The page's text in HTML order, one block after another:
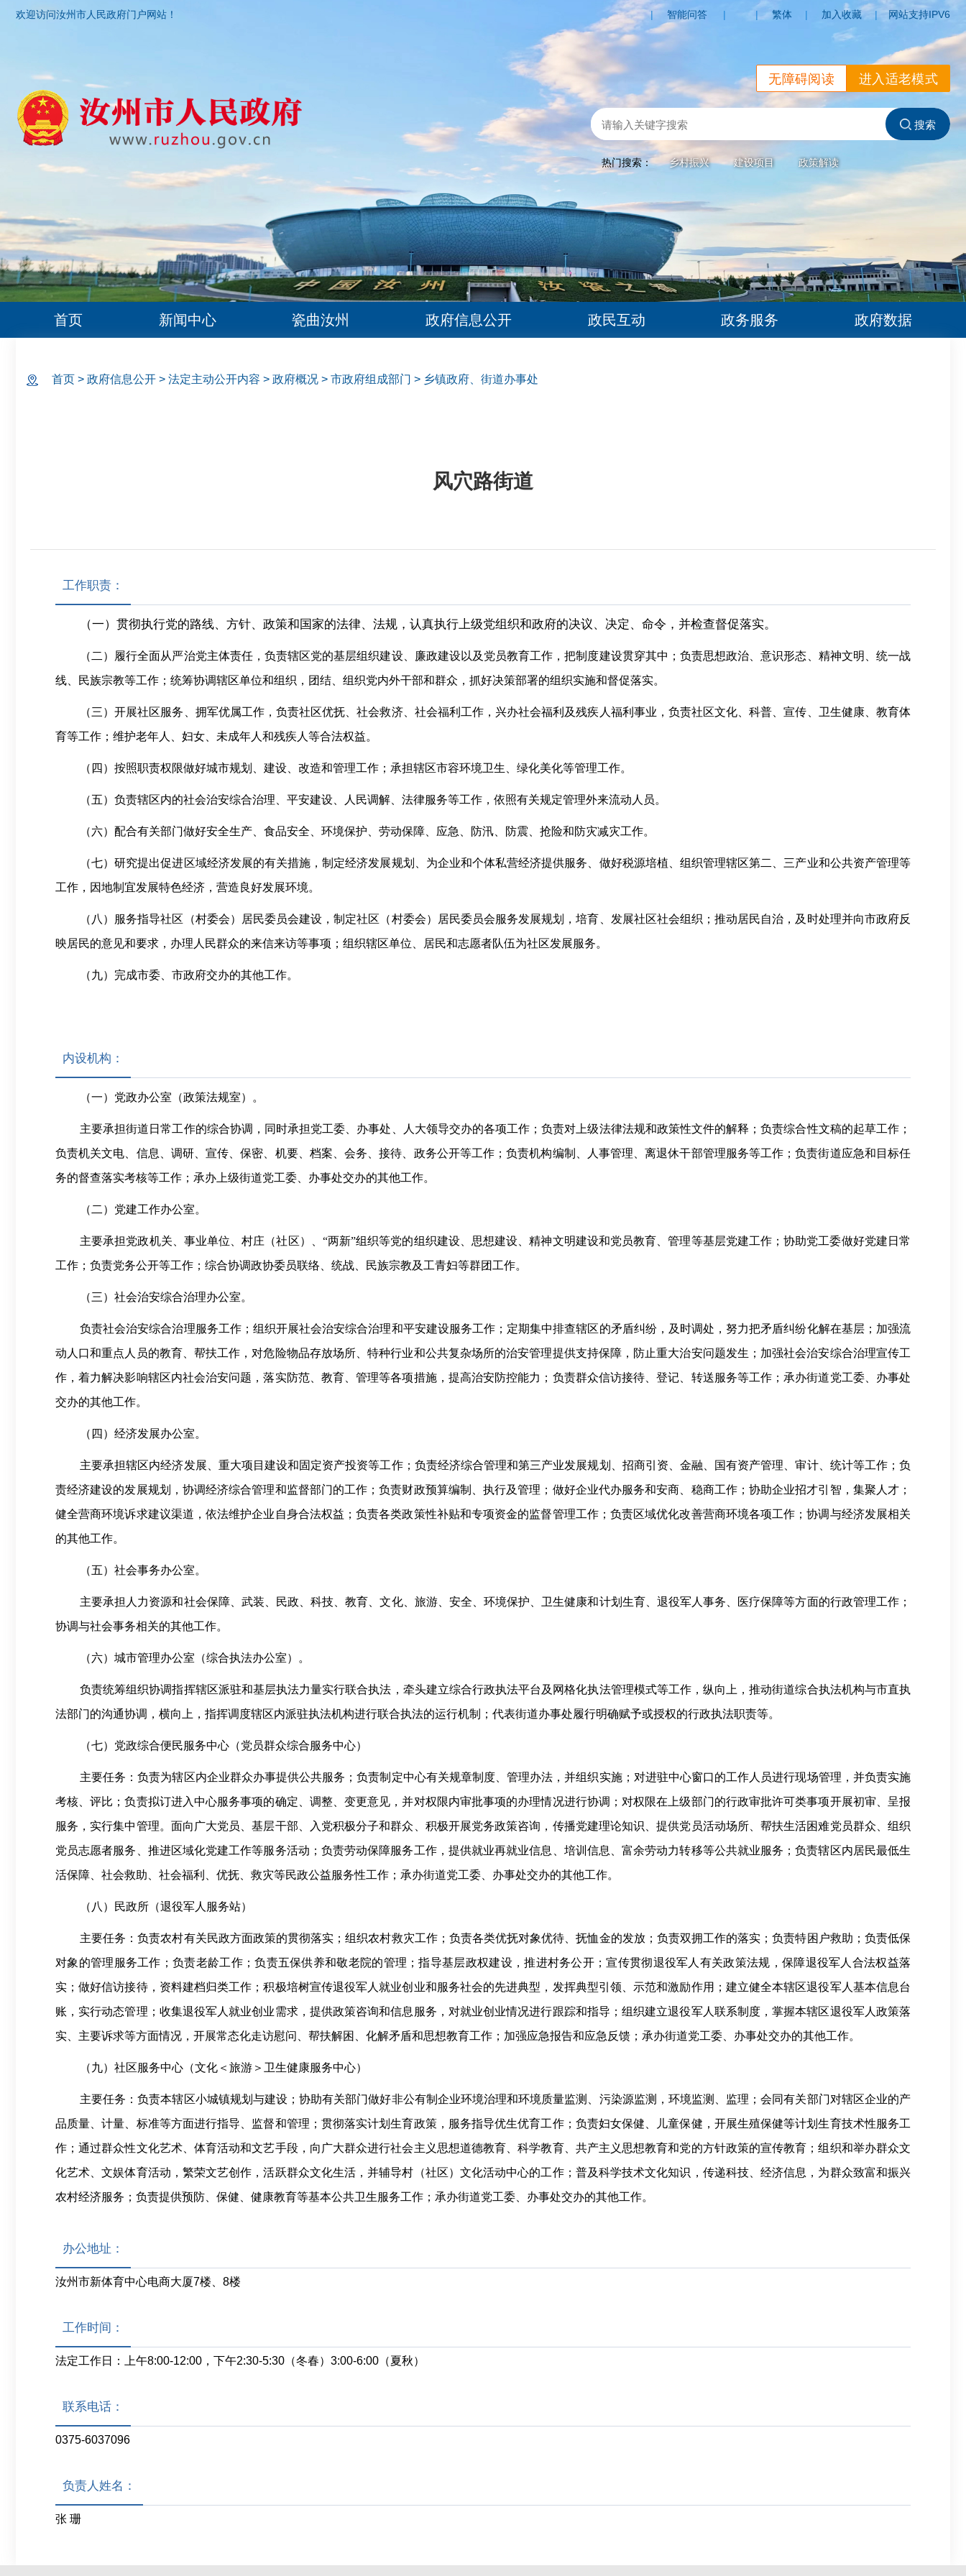
欢迎访问汝州市人民政府门户网站！ | 智能问答 | | 繁体 | 加入收藏 | 网站支持IPV6
进入适老模式
无障碍阅读
热门搜索： 乡村振兴 建设项目 政策解读
首页 新闻中心 瓷曲汝州 政府信息公开 政民互动 政务服务 政府数据
首页 > 政府信息公开 > 法定主动公开内容 > 政府概况 > 市政府组成部门 > 乡镇政府、街道办事处
风穴路街道
工作职责：
（一）贯彻执行党的路线、方针、政策和国家的法律、法规，认真执行上级党组织和政府的决议、决定、命令，并检查督促落实。
（二）履行全面从严治党主体责任，负责辖区党的基层组织建设、廉政建设以及党员教育工作，把制度建设贯穿其中；负责思想政治、意识形态、精神文明、统一战
线、民族宗教等工作；统筹协调辖区单位和组织，团结、组织党内外干部和群众，抓好决策部署的组织实施和督促落实。
（三）开展社区服务、拥军优属工作，负责社区优抚、社会救济、社会福利工作，兴办社会福利及残疾人福利事业，负责社区文化、科普、宣传、卫生健康、教育体
育等工作；维护老年人、妇女、未成年人和残疾人等合法权益。
（四）按照职责权限做好城市规划、建设、改造和管理工作；承担辖区市容环境卫生、绿化美化等管理工作。
（五）负责辖区内的社会治安综合治理、平安建设、人民调解、法律服务等工作，依照有关规定管理外来流动人员。
（六）配合有关部门做好安全生产、食品安全、环境保护、劳动保障、应急、防汛、防震、抢险和防灾减灾工作。
（七）研究提出促进区域经济发展的有关措施，制定经济发展规划、为企业和个体私营经济提供服务、做好税源培植、组织管理辖区第二、三产业和公共资产管理等
工作，因地制宜发展特色经济，营造良好发展环境。
（八）服务指导社区（村委会）居民委员会建设，制定社区（村委会）居民委员会服务发展规划，培育、发展社区社会组织；推动居民自治，及时处理并向市政府反
映居民的意见和要求，办理人民群众的来信来访等事项；组织辖区单位、居民和志愿者队伍为社区发展服务。
（九）完成市委、市政府交办的其他工作。
内设机构：
（一） 党政办公室（政策法规室）。
主要承担街道日常工作的综合协调，同时承担党工委、办事处、人大领导交办的各项工作；负责对上级法律法规和政策性文件的解释；负责综合性文稿的起草工作；
负责机关文电、信息、调研、宣传、保密、机要、档案、会务、接待、政务公开等工作；负责机构编制、人事管理、离退休干部管理服务等工作；负责街道应急和目标任
务的督查落实考核等工作；承办上级街道党工委、办事处交办的其他工作。
（二） 党建工作办公室。
主要承担党政机关、事业单位、村庄（社区）、 “两新”组织等党的组织建设、思想建设、精神文明建设和党员教育、管理等基层党建工作；协助党工委做好党建日常
工作；负责党务公开等工作；综合协调政协委员联络、统战、民族宗教及工青妇等群团工作。
（三） 社会治安综合治理办公室。
负责社会治安综合治理服务工作；组织开展社会治安综合治理和平安建设服务工作；定期集中排查辖区的矛盾纠纷，及时调处，努力把矛盾纠纷化解在基层；加强流
动人口和重点人员的教育、帮扶工作，对危险物品存放场所、特种行业和公共复杂场所的治安管理提供支持保障，防止重大治安问题发生；加强社会治安综合治理宣传工
作，着力解决影响辖区内社会治安问题，落实防范、教育、管理等各项措施，提高治安防控能力；负责群众信访接待、登记、转送服务等工作；承办街道党工委、办事处
交办的其他工作。
（四） 经济发展办公室。
主要承担辖区内经济发展、重大项目建设和固定资产投资等工作；负责经济综合管理和第三产业发展规划、招商引资、金融、国有资产管理、审计、统计等工作；负
责经济建设的发展规划，协调经济综合管理和监督部门的工作；负责财政预算编制、执行及管理；做好企业代办服务和安商、稳商工作；协助企业招才引智，集聚人才；
健全营商环境诉求建议渠道，依法维护企业自身合法权益；负责各类政策性补贴和专项资金的监督管理工作；负责区域优化改善营商环境各项工作；协调与经济发展相关
的其他工作。
（五） 社会事务办公室。
主要承担人力资源和社会保障、武装、民政、科技、教育、文化、旅游、安全、环境保护、卫生健康和计划生育、退役军人事务、医疗保障等方面的行政管理工作；
协调与社会事务相关的其他工作。
（六） 城市管理办公室（综合执法办公室）。
负责统筹组织协调指挥辖区派驻和基层执法力量实行联合执法，牵头建立综合行政执法平台及网格化执法管理模式等工作，纵向上，推动街道综合执法机构与市直执
法部门的沟通协调，横向上，指挥调度辖区内派驻执法机构进行联合执法的运行机制；代表街道办事处履行明确赋予或授权的行政执法职责等。
（七） 党政综合便民服务中心（党员群众综合服务中心）
主要任务：负责为辖区内企业群众办事提供公共服务；负责制定中心有关规章制度、管理办法，并组织实施；对进驻中心窗口的工作人员进行现场管理，并负责实施
考核、评比；负责拟订进入中心服务事项的确定、调整、变更意见，并对权限内审批事项的办理情况进行协调；对权限在上级部门的行政审批许可类事项开展初审、呈报
服务，实行集中管理。面向广大党员、基层干部、入党积极分子和群众、积极开展党务政策咨询，传播党建理论知识、提供党员活动场所、帮扶生活困难党员群众、组织
党员志愿者服务、推进区域化党建工作等服务活动；负责劳动保障服务工作，提供就业再就业信息、培训信息、富余劳动力转移等公共就业服务；负责辖区内居民最低生
活保障、社会救助、社会福利、优抚、救灾等民政公益服务性工作；承办街道党工委、办事处交办的其他工作。
（八）民政所（退役军人服务站）
主要任务：负责农村有关民政方面政策的贯彻落实；组织农村救灾工作；负责各类优抚对象优待、抚恤金的发放；负责双拥工作的落实；负责特困户救助；负责低保
对象的管理服务工作；负责老龄工作；负责五保供养和敬老院的管理；指导基层政权建设，推进村务公开；宣传贯彻退役军人有关政策法规，保障退役军人合法权益落
实；做好信访接待，资料建档归类工作；积极培树宣传退役军人就业创业和服务社会的先进典型，发挥典型引领、示范和激励作用；建立健全本辖区退役军人基本信息台
账，实行动态管理；收集退役军人就业创业需求，提供政策咨询和信息服务，对就业创业情况进行跟踪和指导；组织建立退役军人联系制度，掌握本辖区退役军人政策落
实、主要诉求等方面情况，开展常态化走访慰问、帮扶解困、化解矛盾和思想教育工作；加强应急报告和应急反馈；承办街道党工委、办事处交办的其他工作。
（九）社区服务中心（文化＜旅游＞卫生健康服务中心）
主要任务：负责本辖区小城镇规划与建设；协助有关部门做好非公有制企业环境治理和环境质量监测、污染源监测，环境监测、监理；会同有关部门对辖区企业的产
品质量、计量、标准等方面进行指导、监督和管理；贯彻落实计划生育政策，服务指导优生优育工作；负责妇女保健、儿童保健，开展生殖保健等计划生育技术性服务工
作；通过群众性文化艺术、体育活动和文艺手段，向广大群众进行社会主义思想道德教育、科学教育、共产主义思想教育和党的方针政策的宣传教育；组织和举办群众文
化艺术、文娱体育活动，繁荣文艺创作，活跃群众文化生活，并辅导村（社区）文化活动中心的工作；普及科学技术文化知识，传递科技、经济信息，为群众致富和振兴
农村经济服务；负责提供预防、保健、健康教育等基本公共卫生服务工作；承办街道党工委、办事处交办的其他工作。
办公地址：
汝州市新体育中心电商大厦7楼、8楼
工作时间：
法定工作日：上午8:00-12:00，下午2:30-5:30（冬春）3:00-6:00（夏秋）
联系电话：
0375-6037096
负责人姓名：
张 珊